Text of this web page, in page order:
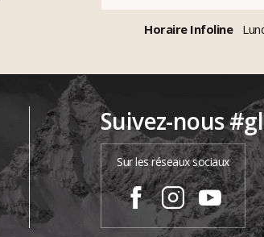
Horaire Infoline
Suivez-nous
Sur les réseaux sociaux